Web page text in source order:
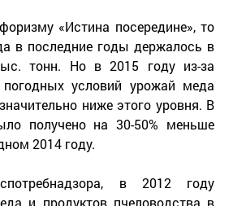
«Истина посередине», то
в последние годы держалось в
тонн. Но в 2015 году из-за
погодных условий урожай меда
ниже этого уровня. В
получено на 30-50% меньше
2014 году.
в 2012 году
и продуктов пчеловодства в